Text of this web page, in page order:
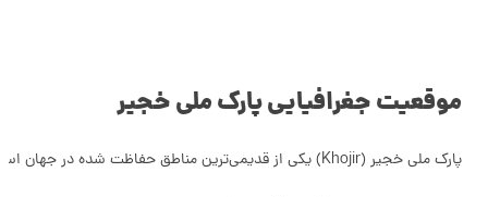
موقعیت جغرافیایی پارک ملی خجیر
پارک ملی خجیر (Khojir) یکی از قدیمی‌ترین مناطق حفاظت شده در جهان است که با وسعت بیش از 10 هزار هکتار، در فاصله‌ی 25 کیلومتری شرق تهران قرار دارد و هم‌چنین در نزدیکی پارک سرخه‌حصار قرار گرفته است. پارک ملی خجیر منطقه‌ای کوهستانی با دامنه‌ی ارتفاعی 1300 تا 2100 متر و بخشی از جاجرود است. این پارک با فاصله‌ای که از شهر تهران دارد فضایی سالم‌تر برای جانوران و گیاهان به ارمغان می‌آورد و زیستگاه انواع پرندگان و پستاندارن مانند آهو، پلنگ، قوچ، میش، کفتار،‌ روباه قرمز، شغال، گورکن، گربه‌ی وحشی و... می‌باشد. این منطقه دارای پوشش گیاهان دارویی و صنعتی مانند بادام کوهی،پیاز صوری، ارس، داغداغان، چنار،‌ سپیدار،‌ پده، ‌بید، زالزالک تبریزی، ‌افرا، زبان گنجشک، ‌عرعر، اقاقیا،‌ کاج،‌ تنگرس،‌ تمشک،‌ گز،‌ شیشعان، روناس،‌ زرشک، ‌سوفورا و... است. تفریحات پارک جنگلی خجیر شامل کوهنوردی، جنگل‌نوردی، پیاده‌روی، آب‌تنی، کمپینگ، پرنده‌نگری و عکاسی می‌باشد. پارک ملی خجیر پوشیده از تپه‌های ماهور و دشت‌ها و تعداد زیادی چشمه و رودخانه است که سرچشمه‌اش آب‌های رشته‌کوه البرز است.